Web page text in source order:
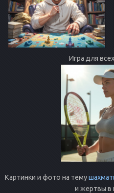
Игра для
Картинки и фото на тему
и жертвы в